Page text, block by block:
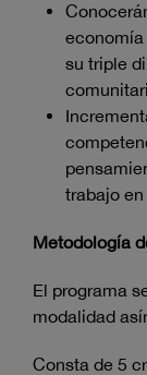
economía
su triple
trabajo
Metodología
El programa
modalidad
Consta de 5